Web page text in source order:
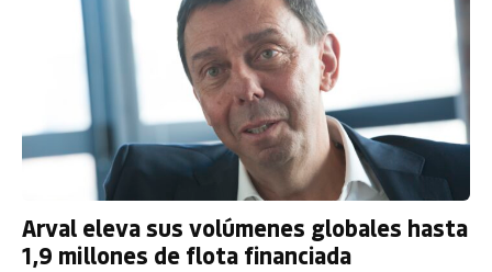
Arval eleva sus volúmenes globales hasta
1,9 millones de flota financiada